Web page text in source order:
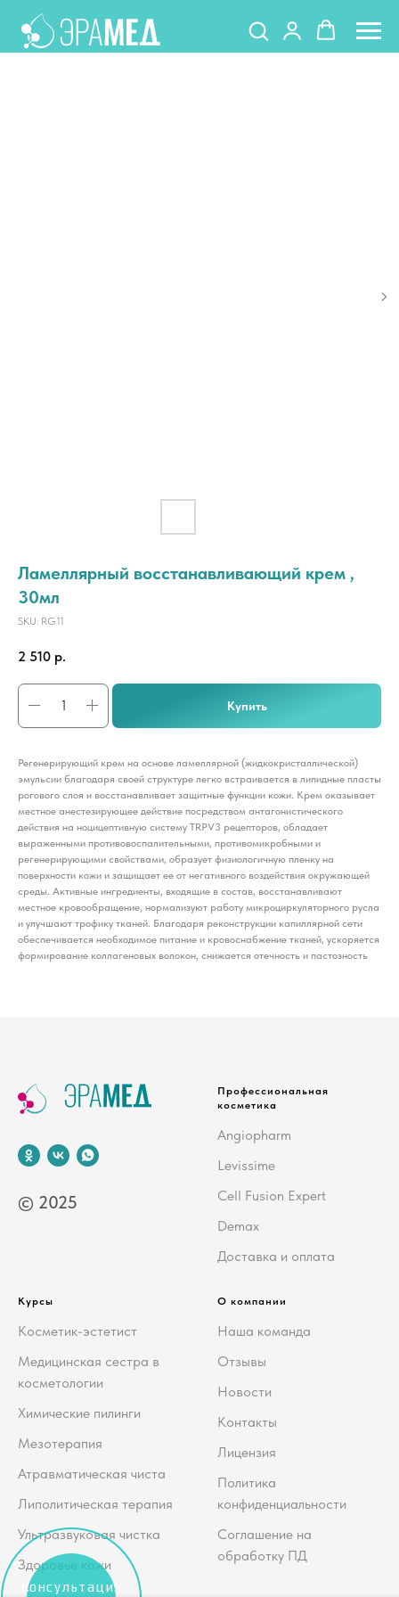
Ламеллярный восстанавливающий крем ,
30мл
SKU: RG11
2 510 р.
Купить
Регенерирующий крем на основе ламеллярной (жидкокристаллической)
эмульсии благодаря своей структуре легко встраивается в липидные пласты
рогового слоя и восстанавливает защитные функции кожи. Крем оказывает
местное анестезирующее действие посредством антагонистического
действия на ноцицептивную систему TRPV3 рецепторов, обладает
выраженными противовоспалительными, противомикробными и
регенерирующими свойствами, образует физиологичную пленку на
поверхности кожи и защищает ее от негативного воздействия окружающей
среды. Активные ингредиенты, входящие в состав, восстанавливают
местное кровообращение, нормализуют работу микроциркуляторного русла
и улучшают трофику тканей. Благодаря реконструкции капиллярной сети
обеспечивается необходимое питание и кровоснабжение тканей, ускоряется
формирование коллагеновых волокон, снижается отечность и пастозность
© 2025
Профессиональная
косметика
Angiopharm
Levissime
Cell Fusion Expert
Demax
Доставка и оплата
Курсы
Косметик-эстетист
Медицинская сестра в
косметологии
Химические пилинги
Мезотерапия
Атравматическая чиста
Липолитическая терапия
Ультразвуковая чистка
Здоровье кожи
О компании
Наша команда
Отзывы
Новости
Контакты
Лицензия
Политика
конфиденциальности
Соглашение на
обработку ПД
Консультация